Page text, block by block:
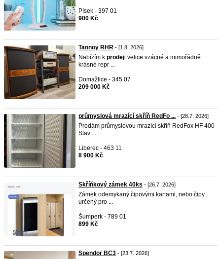
Písek - 397 01
900 Kč
Tannoy RHR - [1.8. 2026]
Nabízím k prodeji velice vzácné a mimořádně
krásné repr ...
Domažlice - 345 07
209 000 Kč
průmyslová mrazící skříň RedFo ... - [28.7. 2026]
Prodám průmyslovou mrazící skříň RedFox HF 400
Stav ...
Liberec - 463 11
8 900 Kč
Skříňkový zámek 40ks - [26.7. 2026]
Zámek odemykaný čipovými kartami, nebo čipy
určený pro ...
Šumperk - 789 01
899 Kč
Spendor BC3 - [23.7. 2026]